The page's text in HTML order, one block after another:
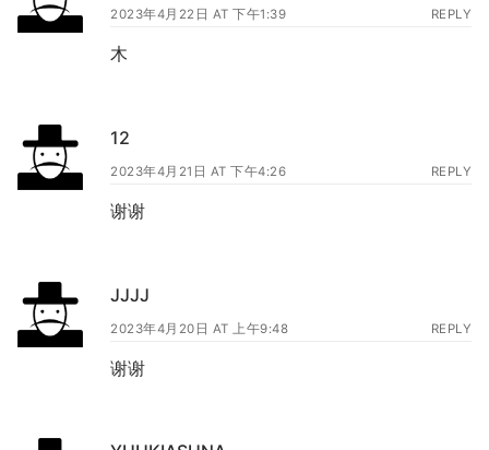
2023年4月22日 AT 下午1:39 REPLY
木
12
2023年4月21日 AT 下午4:26 REPLY
谢谢
JJJJ
2023年4月20日 AT 上午9:48 REPLY
谢谢